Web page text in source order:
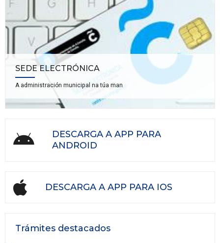
SEDE ELECTRÓNICA
A administración municipal na túa man
DESCARGA A APP PARA
ANDROID
DESCARGA A APP PARA IOS
Trámites destacados